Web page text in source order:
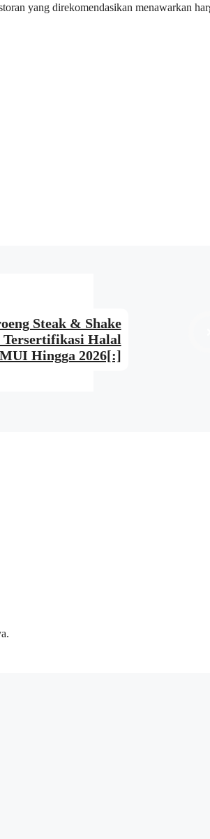
yang direkomendasikan menawarkan
Steak & Shake
Tersertifikasi Halal
MUI Hingga 2026[:]